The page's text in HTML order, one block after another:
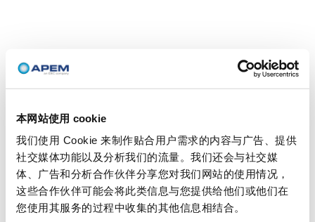
本网站使用 cookie
我们使用 Cookie 来制作贴合用户需求的内容与广告、提供
社交媒体功能以及分析我们的流量。我们还会与社交媒
体、广告和分析合作伙伴分享您对我们网站的使用情况，
这些合作伙伴可能会将此类信息与您提供给他们或他们在
您使用其服务的过程中收集的其他信息相结合。